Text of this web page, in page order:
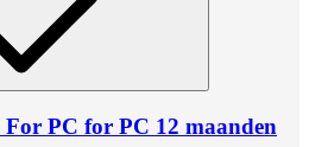
For PC for PC 12 maanden